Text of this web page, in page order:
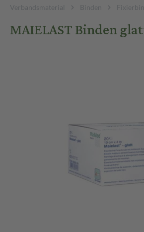
Verbandsmaterial Binden
MAIELAST Binden